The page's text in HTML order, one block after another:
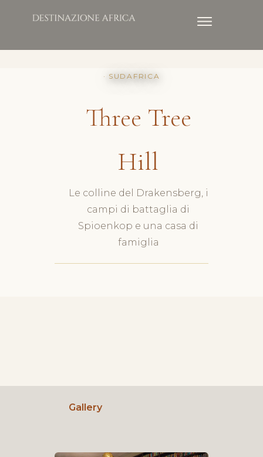
· SUDAFRICA
Three Tree
Hill
Le colline del Drakensberg, i
campi di battaglia di
Spioenkop e una casa di
famiglia
Gallery